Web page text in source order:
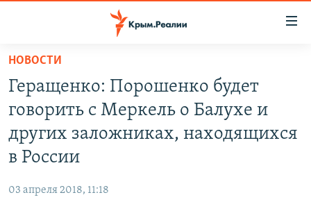
Вернуться
основному
содержанию
Вернутся
главной
Вернутся
СПЕЦПРОЕКТЫ
КАРТА ВОЕННЫХ ОБЪЕКТОВ КРЫМА
ИСТОРИЯ
ИНТЕРАКТИВ
РАДІО СВОБОДА
НОВОСТИ
Геращенко: Порошенко будет
говорить с Меркель о Балухе и
других заложниках, находящихся
в России
03 апреля 2018, 11:18